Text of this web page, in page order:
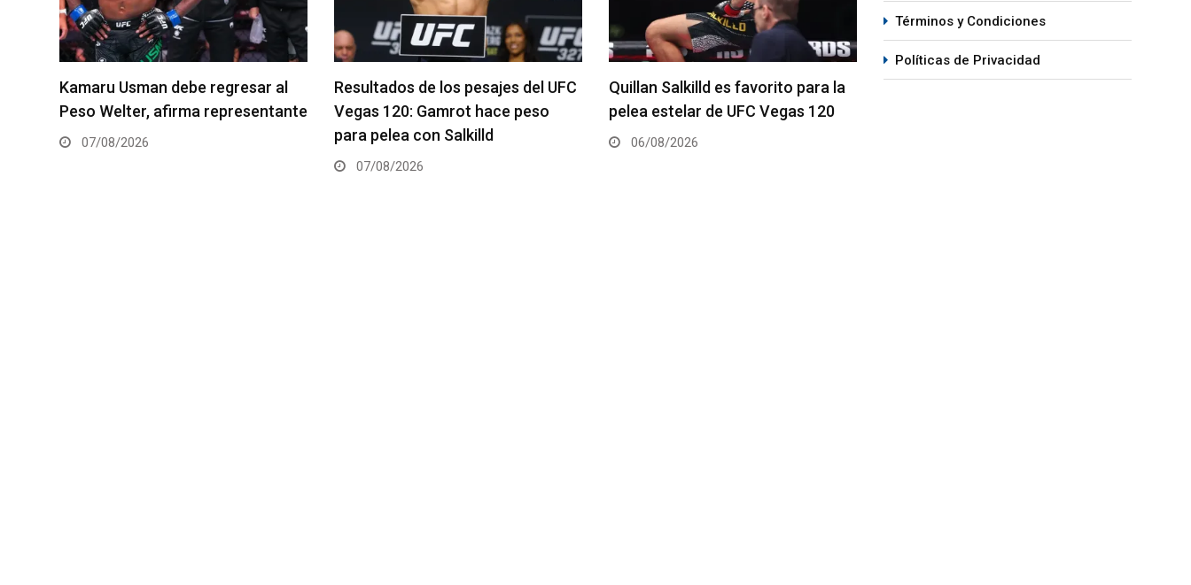
Resultados de los pesajes del UFC
Vegas 120: Gamrot hace peso
para pelea con Salkilld
Quillan Salkilld es favorito para la
pelea estelar de UFC Vegas 120
06/08/2026
Se anuncia la cartelera completa
del UFC 331
06/08/2026
Términos y Condiciones
Políticas de Privacidad